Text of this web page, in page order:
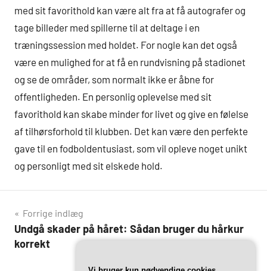
med sit favorithold kan være alt fra at få autografer og
tage billeder med spillerne til at deltage i en
træningssession med holdet. For nogle kan det også
være en mulighed for at få en rundvisning på stadionet
og se de områder, som normalt ikke er åbne for
offentligheden. En personlig oplevelse med sit
favorithold kan skabe minder for livet og give en følelse
af tilhørsforhold til klubben. Det kan være den perfekte
gave til en fodboldentusiast, som vil opleve noget unikt
og personligt med sit elskede hold.
Indlægsnavigation
Forrige indlæg
Undgå skader på håret: Sådan bruger du hårkur
korrekt